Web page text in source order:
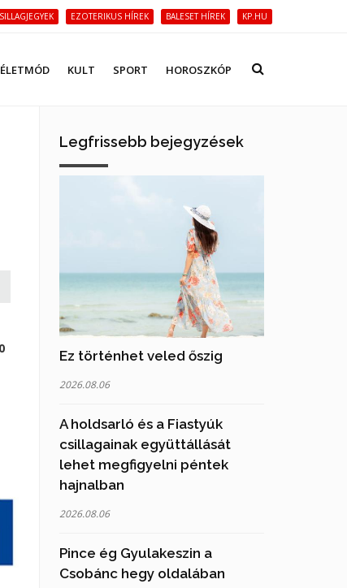
EZOTERIKUS HÍREK BALESET HÍREK KP.HU
ÉLETMÓD KULT SPORT HOROSZKÓP
Legfrissebb bejegyzések
Ez történhet veled őszig
2026.08.06
A holdsarló és a Fiastyúk
csillagainak együttállását
lehet megfigyelni péntek
hajnalban
2026.08.06
Pince ég Gyulakeszin a
Csobánc hegy oldalában